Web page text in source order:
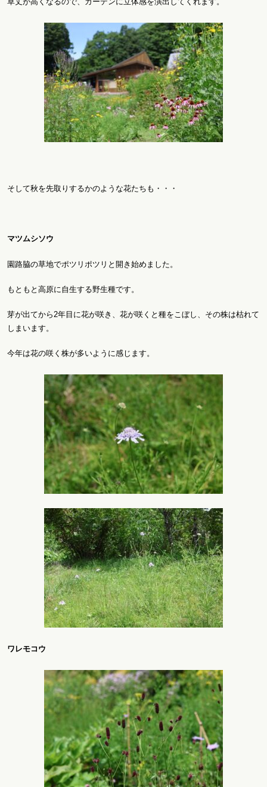
そして秋を先取りするかのような花たちも・・・
マツムシソウ
園路脇の草地でポツリポツリと開き始めました。
もともと高原に自生する野生種です。
芽が出てから2年目に花が咲き、花が咲くと種をこぼし、その株は枯れて
しまいます。
今年は花の咲く株が多いように感じます。
ワレモコウ